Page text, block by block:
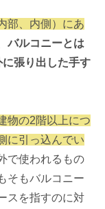
部、内側）にあ
バルコニーとは
張り出した手す
物の2階以上につ
に引っ込んでい
で使われるもの
そもバルコニー
スを指すのに対